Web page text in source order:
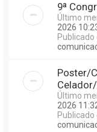
9ª
Último
2026
Publicado
Poster/
Último
2026
Publicado